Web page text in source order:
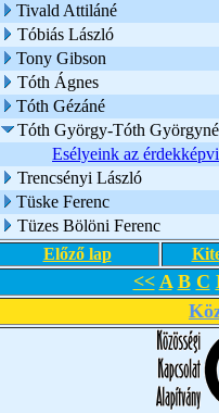
Tivald Attiláné
Tóbiás László
Tony Gibson
Tóth Ágnes
Tóth Gézáné
Tóth György-Tóth Györgyné
Esélyeink az
Trencsényi László
Tüske Ferenc
Tüzes Bölöni Ferenc
Előző lap
<< A B C